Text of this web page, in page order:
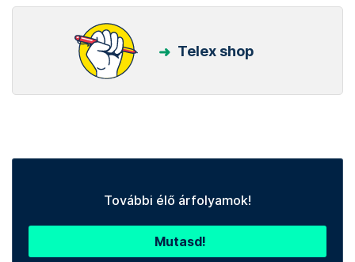
Telex shop
További élő árfolyamok!
Mutasd!